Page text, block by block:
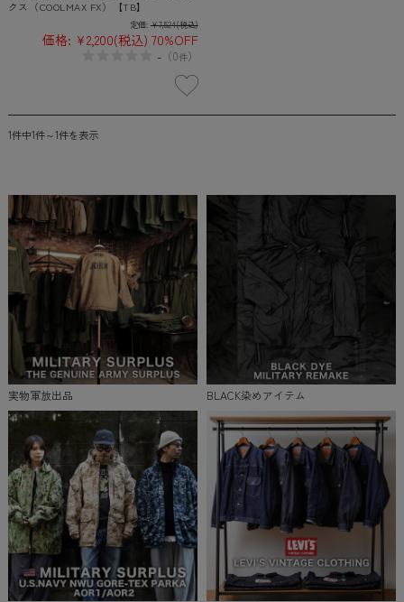
クス（COOLMAX FX）【TB】
定価: ¥7,524(税込)
価格: ¥2,200(税込) 70%OFF
-（0件）
1件中1件～1件を表示
実物軍放出品 BLACK染めアイテム